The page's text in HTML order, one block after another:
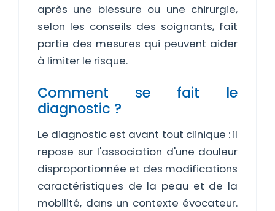
après une blessure ou une chirurgie,
selon les conseils des soignants, fait
partie des mesures qui peuvent aider
à limiter le risque.
Comment se fait le
diagnostic ?
Le diagnostic est avant tout clinique : il
repose sur l'association d'une douleur
disproportionnée et des modifications
caractéristiques de la peau et de la
mobilité, dans un contexte évocateur.